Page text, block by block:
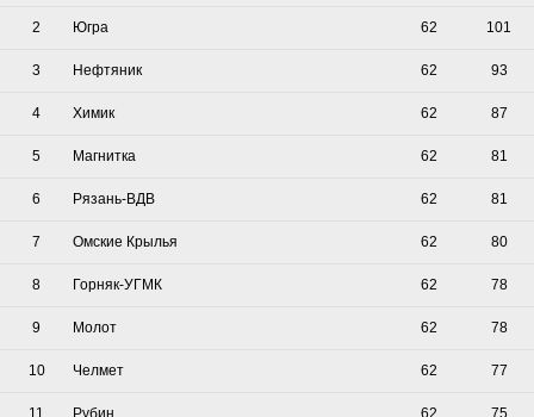
2 Югра 62 101
3 Нефтяник 62 93
4 Химик 62 87
5 Магнитка 62 81
6 Рязань-ВДВ 62 81
7 Омские Крылья 62 80
8 Горняк-УГМК 62 78
9 Молот 62 78
10 Челмет 62 77
11 Рубин 62 75